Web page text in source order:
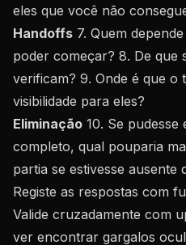
eles que você não
Handoffs 7. Quem
poder começar? 8. De que
verificam? 9. Onde é que o
visibilidade para eles?
Eliminação 10. Se
completo, qual pouparia
partia se estivesse ausente
Registe as respostas com
Valide cruzadamente com
ver encontrar gargalos